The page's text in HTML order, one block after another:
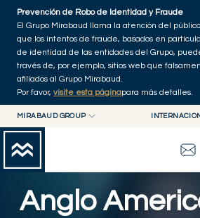
Skip to main content
Prevención de Robo de Identidad y Fraude
El Grupo Mirabaud llama la atención del
que los intentos de fraude, basados en
de identidad de las entidades del Grupo,
través de, por ejemplo, sitios web que
afiliados al Grupo Mirabaud.
Por favor, visite esta páginapara más detalles.
MIRABAUD GROUP
MIRABAUD ASSET MANAGEMENT
MIRABAUD INVESTMENTS
GRUPO MIRABAUD
THE VIEW
Inicio
Anglo